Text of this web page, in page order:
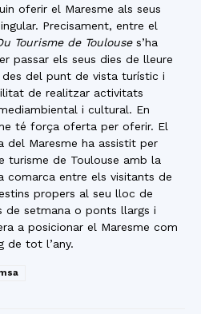
oferir el Maresme als seus
Precisament, entre el
Tourisme de Toulouses’ha
passar els seus dies de lleure
del punt de vista turístic i
de realitzar activitats
i cultural. En
té força oferta per oferir. El
del Maresme ha assistit per
turisme de Toulouse amb la
entre els visitants de
propers al seu lloc de
de setmana o ponts llargs i
a posicionar el Maresme com
de tot l’any.